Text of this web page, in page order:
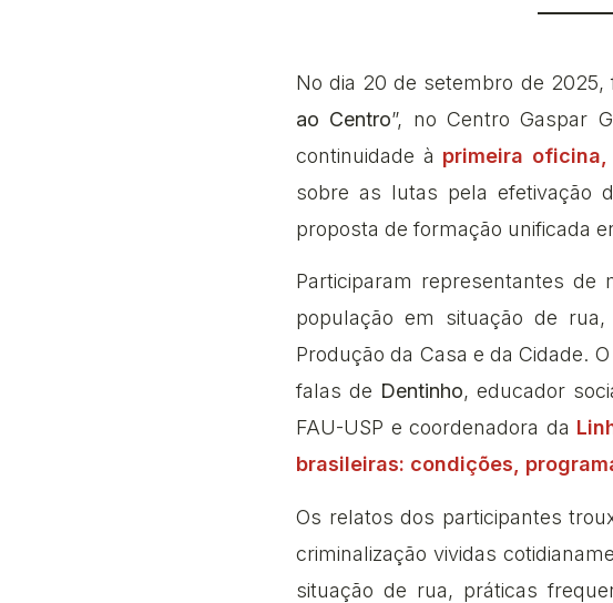
No dia 20 de setembro de 2025,
ao Centro”, no Centro Gaspar
continuidade à primeira oficina,
sobre as lutas pela efetivação
proposta de formação unificada
Participaram representantes
população em situação de
Produção da Casa e da Cidade.
falas de Dentinho, educador
FAU-USP e coordenadora da
brasileiras: condições,
Os relatos dos participantes
criminalização vividas
situação de rua, práticas